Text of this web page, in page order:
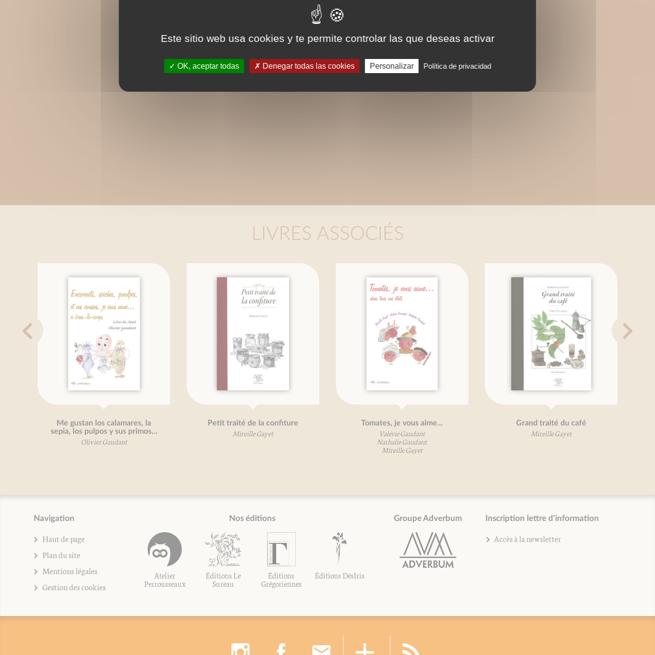
LIVRES ASSOCIÉS
Me gustan los calamares, la
sepia, los pulpos y sus primos…
Olivier Gaudant
Petit traité de la confiture
Mireille Gayet
Tomates, je vous aime...
Valérie Gaudant
Nathalie Gaudant
Mireille Gayet
Grand traité du café
Mireille Gayet
Navigation
Haut de page
Plan du site
Mentions légales
Gestion des cookies
Nos éditions
Atelier
Perrousseaux
Éditions Le
Sureau
Éditions
Grégoriennes
Éditions DésIris
Groupe Adverbum Inscription lettre d'information
Accès à la newsletter
Este sitio web usa cookies y te permite controlar las que deseas activar
OK, aceptar todas Denegar todas las cookies Personalizar Política de privacidad